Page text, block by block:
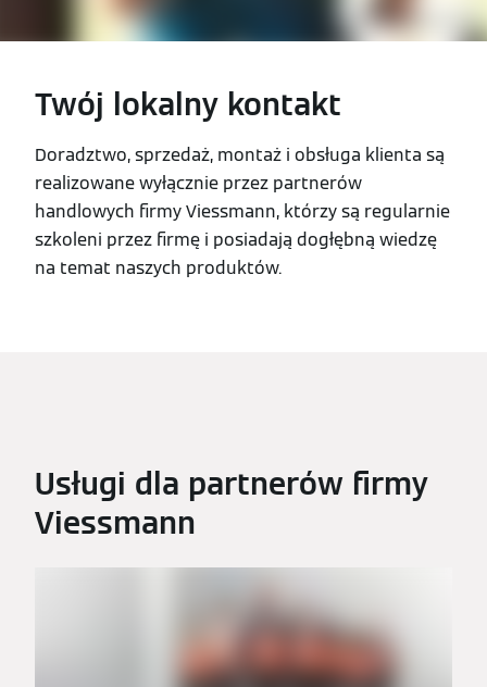
Twój lokalny kontakt
Doradztwo, sprzedaż, montaż i obsługa klienta są
realizowane wyłącznie przez partnerów
handlowych firmy Viessmann, którzy są regularnie
szkoleni przez firmę i posiadają dogłębną wiedzę
na temat naszych produktów.
Usługi dla partnerów firmy
Viessmann